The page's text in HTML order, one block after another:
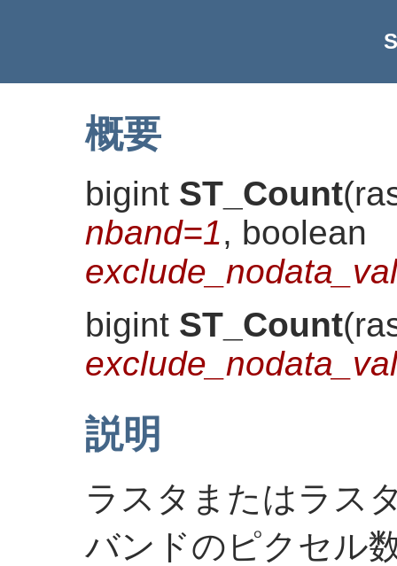
概要
bigint ST_Count(
nband=1, boolean
bigint ST_Count(
説明
ラスタまたはラス
バンドのピクセル